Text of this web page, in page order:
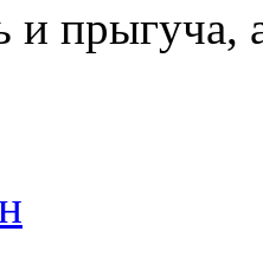
и прыгуча,